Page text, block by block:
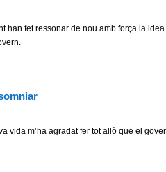
han fet ressonar de nou amb força la
vida m’ha agradat fer tot allò que el